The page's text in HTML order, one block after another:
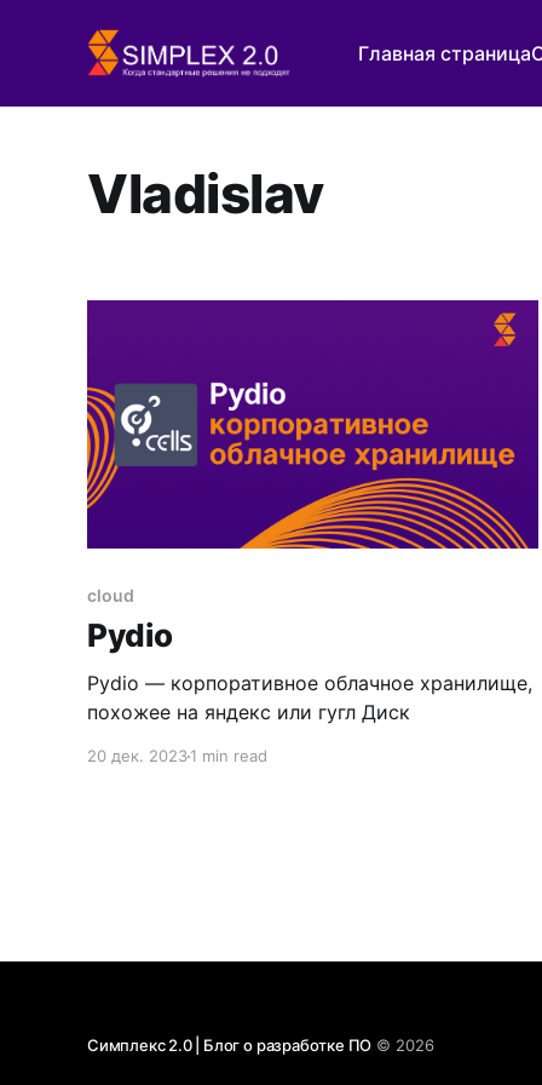
Главная страница
Vladislav
cloud
Pydio
Pydio — корпоративное облачное хранилище,
похожее на яндекс или гугл Диск
20 дек. 20231 min read
Симплекс 2.0 | Блог о разработке ПО © 2026